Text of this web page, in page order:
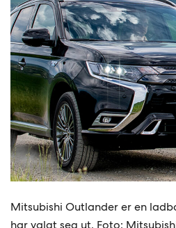
Mitsubishi Outlander er en